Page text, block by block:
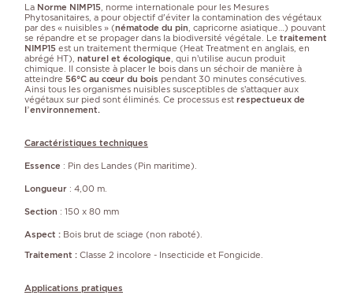
La Norme NIMP15 , norme internationale pour les Mesures
Phytosanitaires, a pour objectif d'éviter la contamination des végétaux
par des « nuisibles » (nématode du pin , capricorne asiatique…) pouvant
se répandre et se propager dans la biodiversité végétale. Le traitement
NIMP15 est un traitement thermique (Heat Treatment en anglais, en
abrégé HT), naturel et écologique , qui n’utilise aucun produit
chimique. Il consiste à placer le bois dans un séchoir de manière à
atteindre 56°C au cœur du bois pendant 30 minutes consécutives.
Ainsi tous les organismes nuisibles susceptibles de s’attaquer aux
végétaux sur pied sont éliminés. Ce processus est respectueux de
l’environnement.
Caractéristiques techniques
Essence : Pin des Landes (Pin maritime).
Longueur : 4,00 m.
Section : 150 x 80 mm
Aspect : Bois brut de sciage (non raboté).
Traitement : Classe 2 incolore - Insecticide et Fongicide.
Applications pratiques